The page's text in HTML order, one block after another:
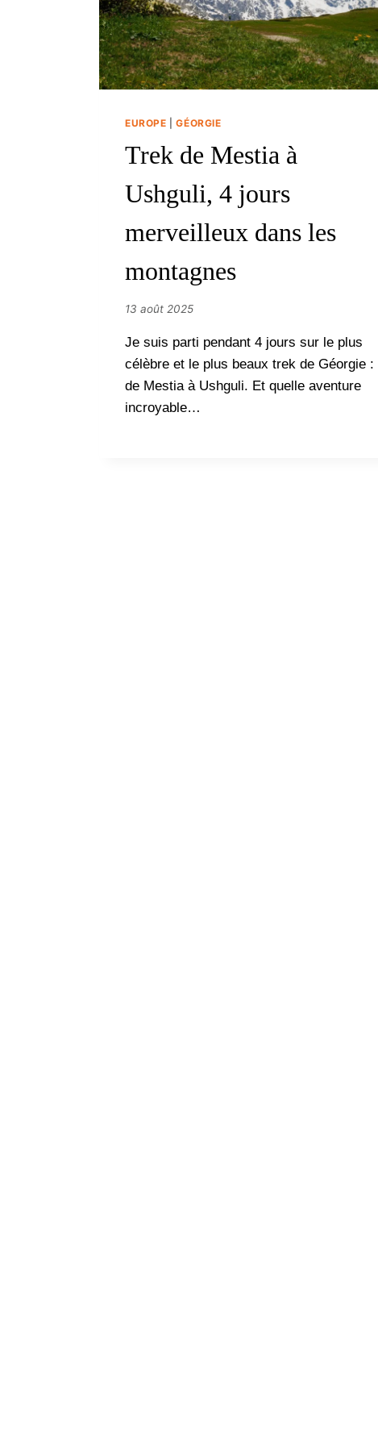
EUROPE |GÉORGIE
Trek de Mestia à
Ushguli, 4 jours
merveilleux dans les
montagnes
13 août 2025
Je suis parti pendant 4 jours sur le plus
célèbre et le plus beaux trek de Géorgie :
de Mestia à Ushguli. Et quelle aventure
incroyable…